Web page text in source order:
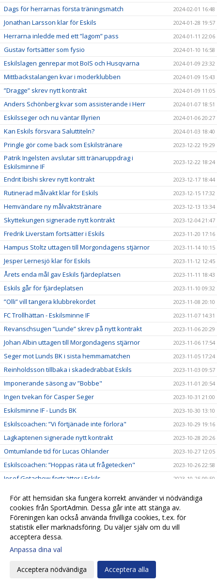
Dags för herrarnas första träningsmatch 2024-02-01 16:48
Jonathan Larsson klar för Eskils 2024-01-28 19:57
Herrarna inledde med ett ”lagom” pass 2024-01-11 22:06
Gustav fortsätter som fysio 2024-01-10 16:58
Eskilslagen genrepar mot BoIS och Husqvarna 2024-01-09 23:32
Mittbackstalangen kvar i moderklubben 2024-01-09 15:43
”Dragge” skrev nytt kontrakt 2024-01-09 11:05
Anders Schönberg kvar som assisterande i Herr 2024-01-07 18:51
Eskilsseger och nu väntar Illyrien 2024-01-06 20:27
Kan Eskils försvara Saluttiteln? 2024-01-03 18:40
Pringle gör come back som Eskilstränare 2023-12-22 19:29
Patrik Ingelsten avslutar sitt tränaruppdrag i
Eskilsminne IF
2023-12-22 18:24
Endrit Ibishi skrev nytt kontrakt 2023-12-17 18:44
Rutinerad målvakt klar för Eskils 2023-12-15 17:32
Hemvändare ny målvaktstränare 2023-12-13 13:34
Skyttekungen signerade nytt kontrakt 2023-12-04 21:47
Fredrik Liverstam fortsätter i Eskils 2023-11-20 17:16
Hampus Stoltz uttagen till Morgondagens stjärnor 2023-11-14 10:15
Jesper Lernesjö klar för Eskils 2023-11-12 12:45
Årets enda mål gav Eskils fjärdeplatsen 2023-11-11 18:43
Eskils går för fjärdeplatsen 2023-11-10 09:32
”Olli” vill tangera klubbrekordet 2023-11-08 20:10
FC Trollhättan - Eskilsminne IF 2023-11-07 14:31
Revanschsugen ”Lunde” skrev på nytt kontrakt 2023-11-06 20:29
Johan Albin uttagen till Morgondagens stjärnor 2023-11-06 17:54
Seger mot Lunds BK i sista hemmamatchen 2023-11-05 17:24
Reinholdsson tillbaka i skadedrabbat Eskils 2023-11-03 09:57
Imponerande säsong av ”Bobbe" 2023-11-01 20:54
Ingen tvekan för Casper Seger 2023-10-31 21:00
Eskilsminne IF - Lunds BK 2023-10-30 13:10
Eskilscoachen: ”Vi förtjänade inte förlora" 2023-10-29 19:16
Lagkaptenen signerade nytt kontrakt 2023-10-28 20:26
Omtumlande tid för Lucas Ohlander 2023-10-27 12:05
Eskilscoachen: ”Hoppas räta ut frågetecken" 2023-10-26 22:58
Josef Getachew fortsätter i Eskils 2023-10-25 09:50
Ineffektivt Eskils föll igen 2023-10-21 21:30
Eskilscoachen varnar för Ahlafors motivation 2023-10-20 11:36
Lamin Sarr: ”Nyttigt för mig att spela i Eskils"
Eskilsminne IF - Ahlafors IF
Eskilsminne IF - Tvååkers IF
För att hemsidan ska fungera korrekt använder vi nödvändiga
cookies från SportAdmin. Dessa går inte att stänga av.
Föreningen kan också använda frivilliga cookies, t.ex. för
statistik eller marknadsföring. Du väljer själv om du vill
acceptera dessa.
Anpassa dina val
Acceptera nödvändiga Acceptera alla